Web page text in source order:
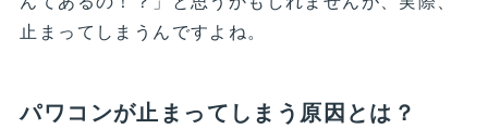
止まってしまうんですよね。
パワコンが止まってしまう原因とは？